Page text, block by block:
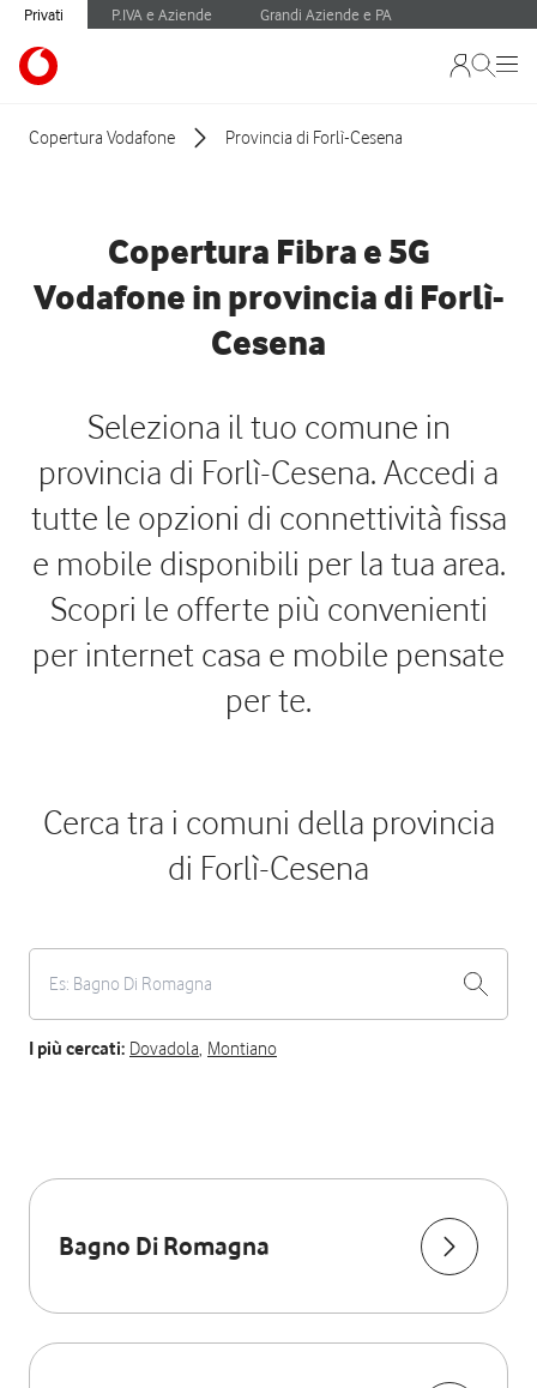
Privati P.IVA e Aziende Grandi Aziende e PA
Copertura Vodafone Provincia di Forlì-Cesena
Copertura Fibra e 5G
Vodafone in provincia di Forlì-
Cesena
Seleziona il tuo comune in
provincia di Forlì-Cesena. Accedi a
tutte le opzioni di connettività fissa
e mobile disponibili per la tua area.
Scopri le offerte più convenienti
per internet casa e mobile pensate
per te.
Cerca tra i comuni della provincia
di Forlì-Cesena
I più cercati: Dovadola, Montiano
Bagno Di Romagna